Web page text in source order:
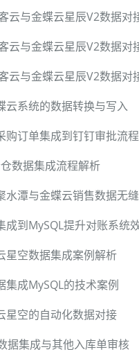
云与金蝶云星辰V2数据对
云与金蝶云星辰V2数据对
云与金蝶云星辰V2数据对
云系统的数据转换与写入
购订单集成到钉钉审批流程
数据集成流程解析
水潭与金蝶云销售数据无
成到MySQL提升对账系统
星空数据集成案例解析
集成MySQL的技术案例
星空的自动化数据对接
据集成与其他入库单审核